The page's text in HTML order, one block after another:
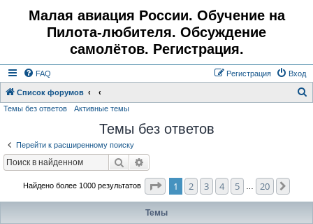
Малая авиация России. Обучение на
Пилота-любителя. Обсуждение
самолётов. Регистрация.
FAQ Вход
Регистрация
Список форумов
Темы без ответов Активные темы
Темы без ответов
Перейти к расширенному поиску
Поиск
Найдено более 1000 результатов Страница1 из
1 2 3 4 5 20
Темы